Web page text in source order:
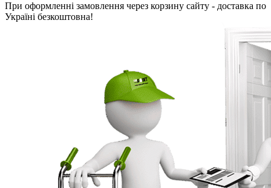
При оформленні замовлення через корзину сайту - доставка по
Україні безкоштовна!